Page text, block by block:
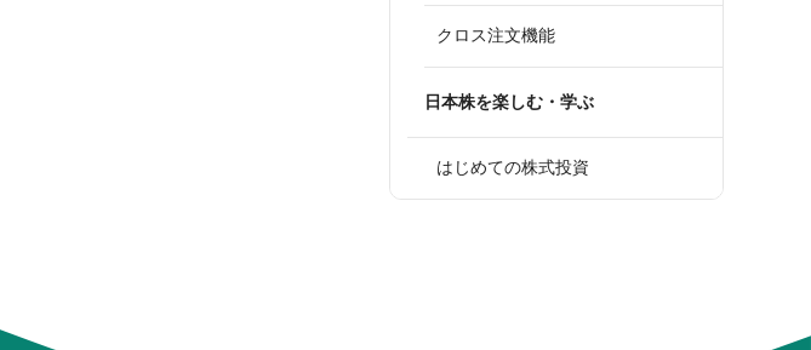
クロス注文機能
日本株を楽しむ・学ぶ
はじめての株式投資